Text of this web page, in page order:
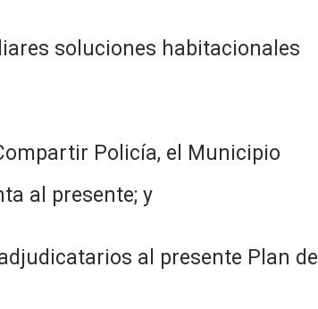
soluciones habitacionales
Policía, el Municipio
al presente; y
al presente Plan de